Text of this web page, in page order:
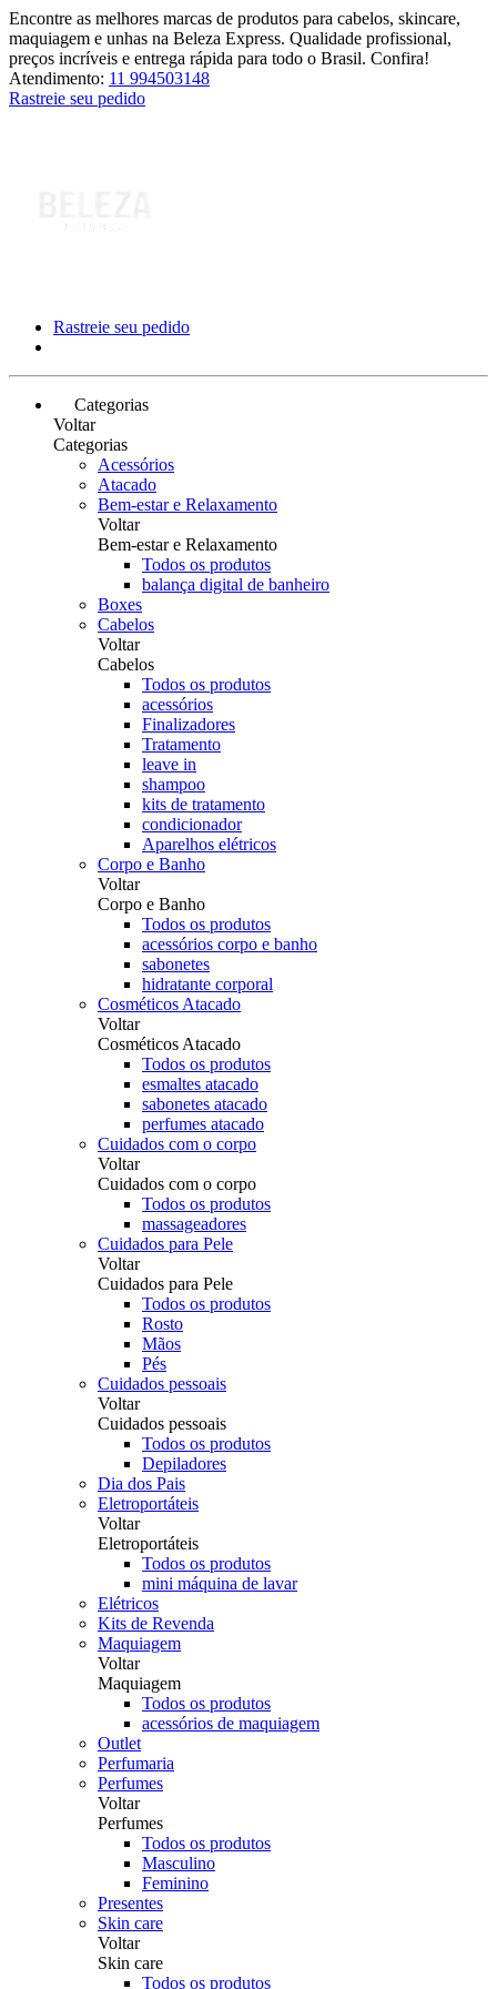
Encontre as melhores marcas de produtos para cabelos, skincare,
maquiagem e unhas na Beleza Express. Qualidade profissional,
preços incríveis e entrega rápida para todo o Brasil. Confira!
Atendimento: 11 994503148
Rastreie seu pedido
Rastreie seu pedido
Categorias
Voltar
Categorias
Acessórios
Atacado
Bem-estar e Relaxamento
Voltar
Bem-estar e Relaxamento
Todos os produtos
balança digital de banheiro
Boxes
Cabelos
Voltar
Cabelos
Todos os produtos
acessórios
Finalizadores
Tratamento
leave in
shampoo
kits de tratamento
condicionador
Aparelhos elétricos
Corpo e Banho
Voltar
Corpo e Banho
Todos os produtos
acessórios corpo e banho
sabonetes
hidratante corporal
Cosméticos Atacado
Voltar
Cosméticos Atacado
Todos os produtos
esmaltes atacado
sabonetes atacado
perfumes atacado
Cuidados com o corpo
Voltar
Cuidados com o corpo
Todos os produtos
massageadores
Cuidados para Pele
Voltar
Cuidados para Pele
Todos os produtos
Rosto
Mãos
Pés
Cuidados pessoais
Voltar
Cuidados pessoais
Todos os produtos
Depiladores
Dia dos Pais
Eletroportáteis
Voltar
Eletroportáteis
Todos os produtos
mini máquina de lavar
Elétricos
Kits de Revenda
Maquiagem
Voltar
Maquiagem
Todos os produtos
acessórios de maquiagem
Outlet
Perfumaria
Perfumes
Voltar
Perfumes
Todos os produtos
Masculino
Feminino
Presentes
Skin care
Voltar
Skin care
Todos os produtos